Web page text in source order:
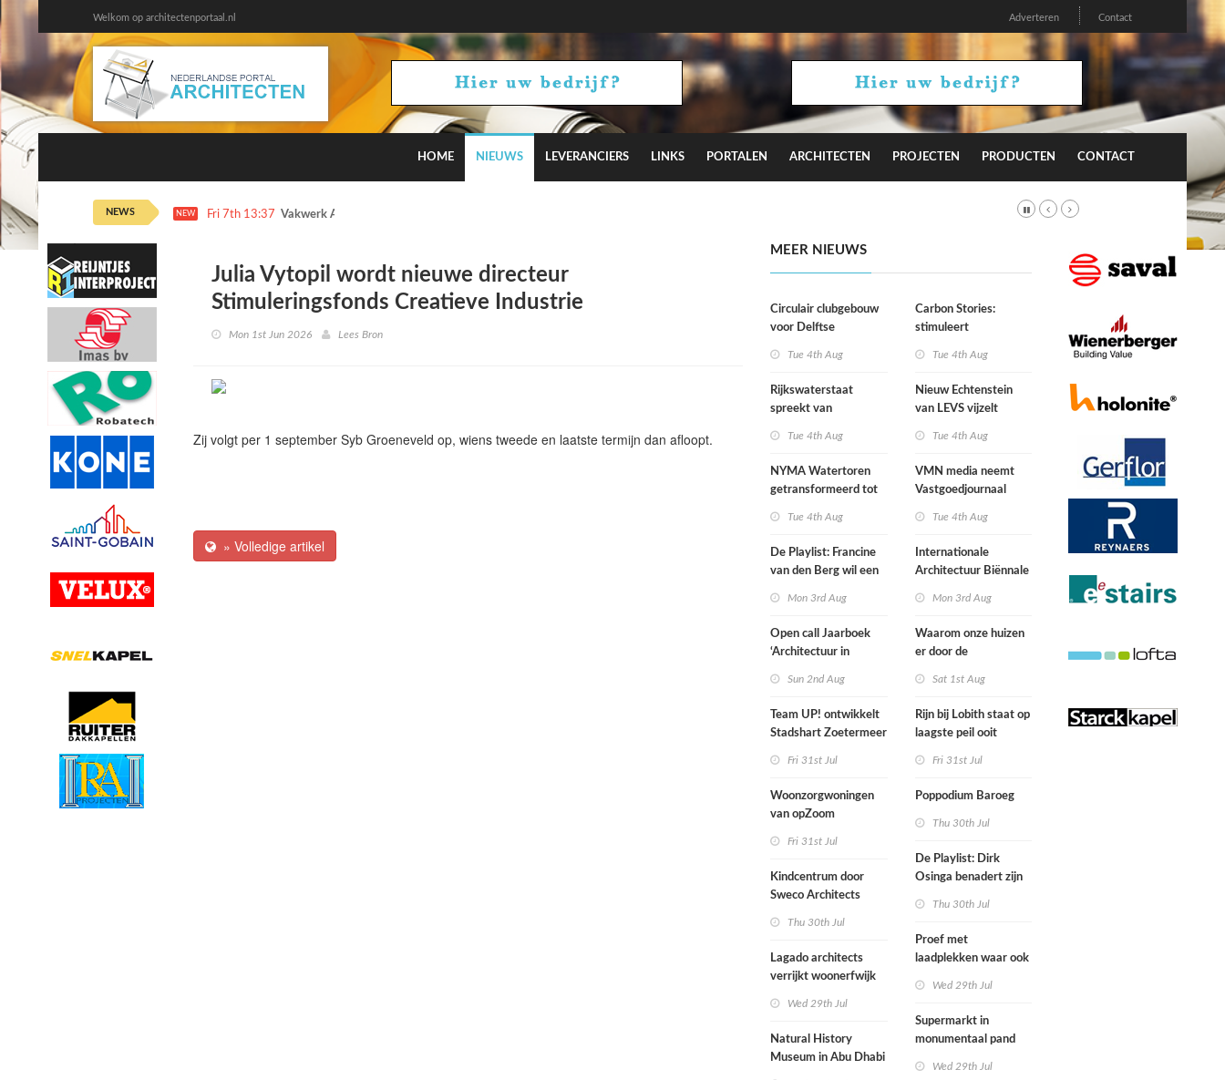
Welkom op architectenportaal.nl Adverteren Contact
HOME NIEUWS LEVERANCIERS LINKS PORTALEN ARCHITECTEN PROJECTEN PRODUCTEN CONTACT
NEWS NEW Fri 7th 13:37 Vakwerk Architecten draagt met Camden Town bij aan Hyde Park
Julia Vytopil wordt nieuwe directeur
Stimuleringsfonds Creatieve Industrie
Mon 1st Jun 2026 Lees Bron
Zij volgt per 1 september Syb Groeneveld op, wiens tweede en laatste termijn dan afloopt.
» Volledige artikel
MEER NIEUWS
Circulair clubgebouw
voor Delftse
Tue 4th Aug
Rijkswaterstaat
spreekt van
door droogte
Tue 4th Aug
NYMA Watertoren
getransformeerd tot
makersplaats in
Nijmegen
Tue 4th Aug
De Playlist: Francine
van den Berg wil een
Mon 3rd Aug
Open call Jaarboek
‘Architectuur in
Sun 2nd Aug
Team UP! ontwikkelt
Stadshart Zoetermeer
Fri 31st Jul
Woonzorgwoningen
van opZoom
nieuwbouw en oude
industriële panden
Fri 31st Jul
Kindcentrum door
Sweco Architects
buitenruimte samen in
hart van dorp
Thu 30th Jul
Lagado architects
verrijkt woonerfwijk
huis
Wed 29th Jul
Natural History
Museum in Abu Dhabi
Carbon Stories:
stimuleert
duurzaam gedrag?
Tue 4th Aug
Nieuw Echtenstein
van LEVS vijzelt
restruimte op
Tue 4th Aug
VMN media neemt
Vastgoedjournaal
Tue 4th Aug
Internationale
Architectuur Biënnale
Mon 3rd Aug
Waarom onze huizen
er door de
anders gaan uitzien
Sat 1st Aug
Rijn bij Lobith staat op
laagste peil ooit
Fri 31st Jul
Poppodium Baroeg
Thu 30th Jul
De Playlist: Dirk
Osinga benadert zijn
Thu 30th Jul
Proef met
laadplekken waar ook
Wed 29th Jul
Supermarkt in
monumentaal pand
Wed 29th Jul